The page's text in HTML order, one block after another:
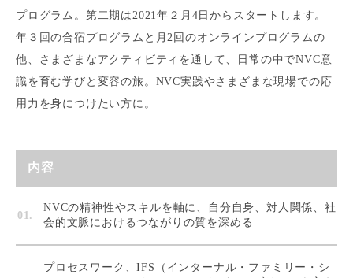
プログラム。第二期は2021年２月4日からスタートします。
年３回の合宿プログラムと月2回のオンラインプログラムの
他、さまざまなアクティビティを通して、日常の中でNVC意
識を育む学びと変容の旅。NVC実践やさまざまな現場での応
用力を身につけたい方に。
内容
NVCの精神性やスキルを軸に、自分自身、対人関係、社
会的文脈におけるつながりの質を深める
プロセスワーク、IFS（インターナル・ファミリー・シ